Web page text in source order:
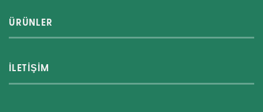
ÜRÜNLER
İLETİŞİM